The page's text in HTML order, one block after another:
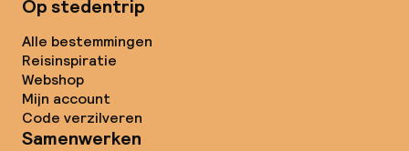
Op stedentrip
Alle bestemmingen
Reisinspiratie
Webshop
Mijn account
Code verzilveren
Samenwerken